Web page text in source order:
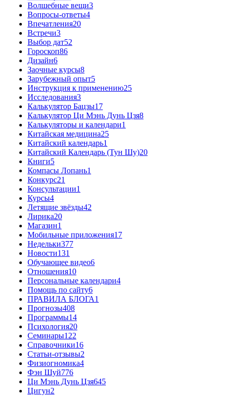
Волшебные вещи3
Вопросы-ответы4
Впечатления20
Встречи3
Выбор дат52
Гороскоп86
Дизайн6
Заочные курсы8
Зарубежный опыт5
Инструкция к применению25
Исследования3
Калькулятор Бацзы17
Калькулятор Ци Мэнь Дунь Цзя8
Калькуляторы и календари1
Китайская медицина25
Китайский календарь1
Китайский Календарь (Тун Шу)20
Книги5
Компасы Лопань1
Конкурс21
Консультации1
Курсы4
Летящие звёзды42
Лирика20
Магазин1
Мобильные приложения17
Недельки377
Новости131
Обучающее видео6
Отношения10
Персональные календари4
Помощь по сайту6
ПРАВИЛА БЛОГА1
Прогнозы408
Программы14
Психология20
Семинары122
Справочники16
Статьи-отзывы2
Физиогномика4
Фэн Шуй776
Ци Мэнь Дунь Цзя645
Цигун2